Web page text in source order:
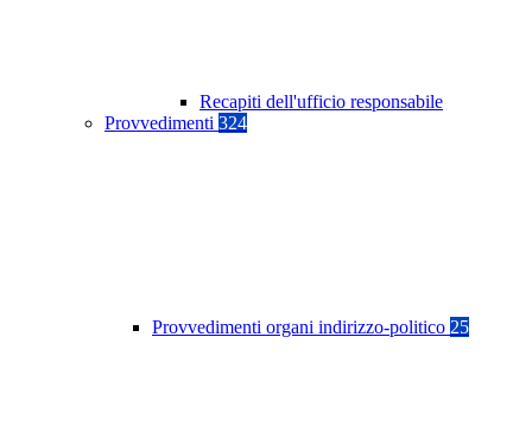
Recapiti dell'ufficio responsabile
Provvedimenti 324
Provvedimenti organi indirizzo-politico 25